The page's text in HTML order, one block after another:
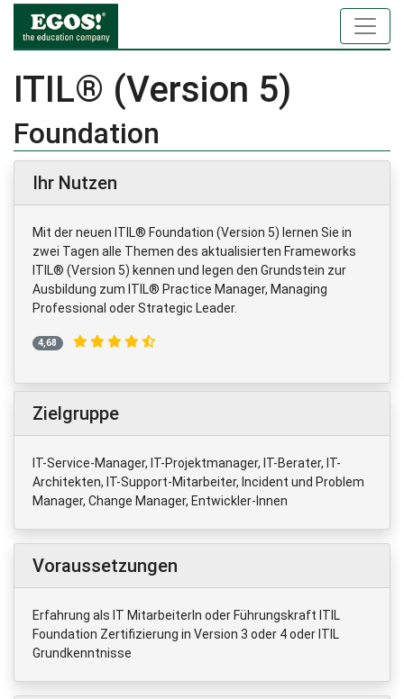
ITIL® (Version 5)
Foundation
Ihr Nutzen
Mit der neuen ITIL® Foundation (Version 5) lernen Sie in
zwei Tagen alle Themen des aktualisierten Frameworks
ITIL® (Version 5) kennen und legen den Grundstein zur
Ausbildung zum ITIL® Practice Manager, Managing
Professional oder Strategic Leader.
4,68
Zielgruppe
IT-Service-Manager, IT-Projektmanager, IT-Berater, IT-
Architekten, IT-Support-Mitarbeiter, Incident und Problem
Manager, Change Manager, Entwickler-Innen
Voraussetzungen
Erfahrung als IT MitarbeiterIn oder Führungskraft ITIL
Foundation Zertifizierung in Version 3 oder 4 oder ITIL
Grundkenntnisse